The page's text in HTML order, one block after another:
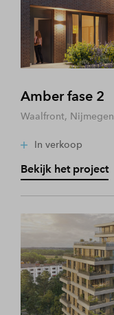
Amber fase 2
Waalfront, Nijmegen
In verkoop
Bekijk het project